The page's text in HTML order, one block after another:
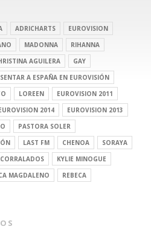
ADRICHARTS
EUROVISION
MADONNA
RIHANNA
AGUILERA
GAY
A ESPAÑA EN EUROVISIÓN
LOREEN
EUROVISION 2011
2014
EUROVISION 2013
PASTORA SOLER
LAST FM CHENOA
SORAYA
KYLIE MINOGUE
MAGDALENO
REBECA